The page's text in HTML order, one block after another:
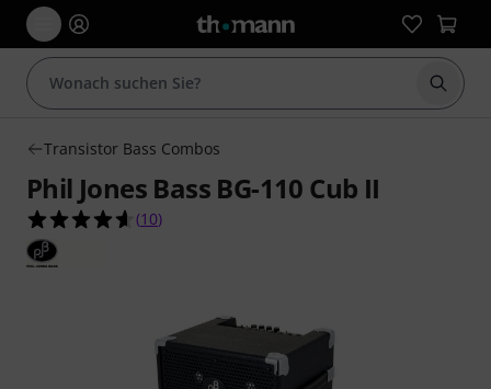
Suche
Transistor Bass Combos
Phil Jones Bass BG-110 Cub II
4.6 von 5 Sternen aus 10 Kundenbewertungen
(10)